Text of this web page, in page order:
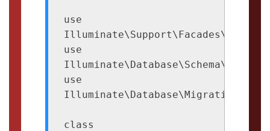
use
Illuminate\Support\Facades\Schema;
use
use
class